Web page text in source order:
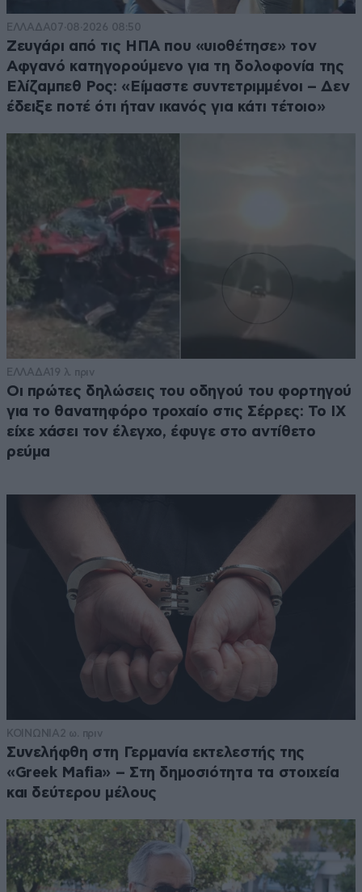
ΕΛΛΑΔΑ07·08·2026 08:50
Ζευγάρι από τις ΗΠΑ που «υιοθέτησε» τον
Αφγανό κατηγορούμενο για τη δολοφονία της
Ελίζαμπεθ Ρος: «Είμαστε συντετριμμένοι – Δεν
έδειξε ποτέ ότι ήταν ικανός για κάτι τέτοιο»
ΕΛΛΑΔΑ19 λ. πριν
Οι πρώτες δηλώσεις του οδηγού του φορτηγού
για το θανατηφόρο τροχαίο στις Σέρρες: Το ΙΧ
είχε χάσει τον έλεγχο, έφυγε στο αντίθετο
ρεύμα
ΚΟΙΝΩΝΙΑ 2 ω. πριν
Συνελήφθη στη Γερμανία εκτελεστής της
«Greek Mafia» – Στη δημοσιότητα τα στοιχεία
και δεύτερου μέλους